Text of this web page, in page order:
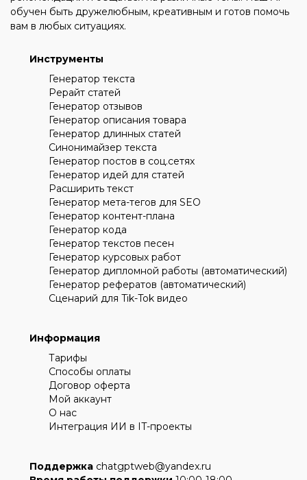
обучен быть дружелюбным, креативным и готов помочь
вам в любых ситуациях.
Инструменты
Генератор текста
Рерайт статей
Генератор отзывов
Генератор описания товара
Генератор длинных статей
Синонимайзер текста
Генератор постов в соц.сетях
Генератор идей для статей
Расширить текст
Генератор мета-тегов для SEO
Генератор контент-плана
Генератор кода
Генератор текстов песен
Генератор курсовых работ
Генератор дипломной работы (автоматический)
Генератор рефератов (автоматический)
Сценарий для Tik-Tok видео
Информация
Тарифы
Способы оплаты
Договор оферта
Мой аккаунт
О нас
Интеграция ИИ в IT-проекты
Поддержка chatgptweb@yandex.ru